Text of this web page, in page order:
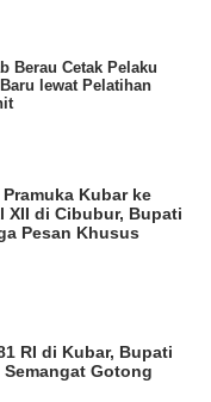
Berau Cetak Pelaku
lewat Pelatihan
Kubar ke
XII di Cibubur, Bupati
Pesan Khusus
RI di Kubar, Bupati
Gotong